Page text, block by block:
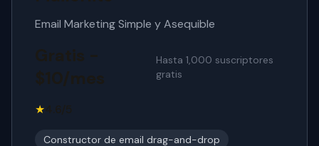
Email Marketing Simple y Asequible
Hasta 1,000 suscriptores
gratis
★
Constructor de email drag-and-drop